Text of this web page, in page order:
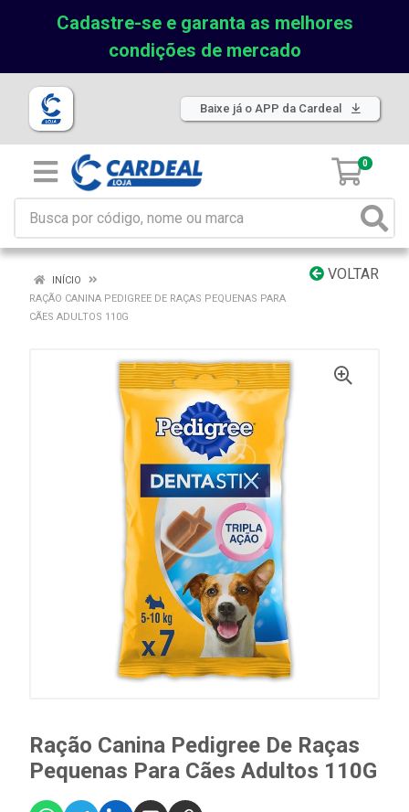
Cadastre-se e garanta as melhores
condições de mercado
Baixe já o APP da Cardeal
0
VOLTAR
INÍCIO
RAÇÃO CANINA PEDIGREE DE RAÇAS PEQUENAS PARA
CÃES ADULTOS 110G
Ração Canina Pedigree De Raças
Pequenas Para Cães Adultos 110G